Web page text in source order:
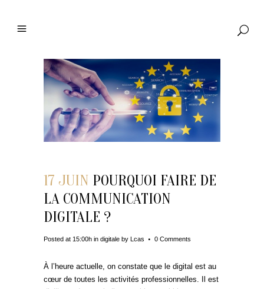
17 JUIN POURQUOI FAIRE DE
LA COMMUNICATION
DIGITALE ?
Posted at 15:00h in digitale by Lcas 0 Comments
À l’heure actuelle, on constate que le digital est au
cœur de toutes les activités professionnelles. Il est